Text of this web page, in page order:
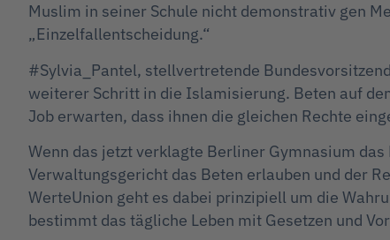
Muslim in seiner Schule nicht demonstrativ gen
„Einzelfallentscheidung.“
#Sylvia_Pantel, stellvertretende
weiterer Schritt in die Islamisierung. Beten auf
Job erwarten, dass ihnen die gleichen Rechte
Wenn das jetzt verklagte Berliner Gymnasium
Verwaltungsgericht das Beten erlauben und der
WerteUnion geht es dabei prinzipiell um die
bestimmt das tägliche Leben mit Gesetzen und